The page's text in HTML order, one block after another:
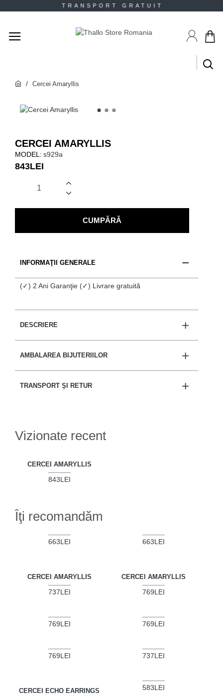
GRATUIT
Cercei Amaryllis
CERCEI AMARYLLIS
843LEI
MODEL: s929a
CUMPĂRĂ
INFORMAŢII GENERALE
(✓) 2 Ani Garanţie (✓) Livrare gratuită
DESCRIERE
AMBALAREA BIJUTERIILOR
TRANSPORT ŞI RETUR
Vizionate recent
CERCEI AMARYLLIS
843LEI
Îţi recomandăm
663LEI 663LEI
CERCEI AMARYLLIS
737LEI
CERCEI AMARYLLIS
769LEI
769LEI 769LEI
769LEI 737LEI
CERCEI ECHO EARRINGS 583LEI